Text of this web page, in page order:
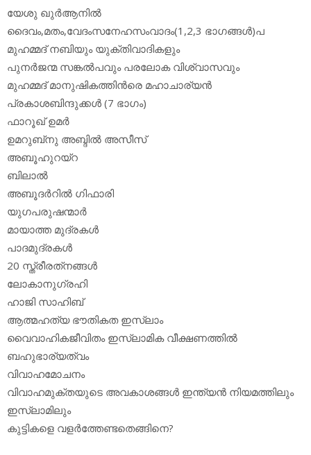
യേശു ഖുര്‍ആനില്‍
ദൈവം,മതം,വേദംസനേഹസംവാദം(1,2,3 ഭാഗങ്ങള്‍)പ
മുഹമ്മദ് നബിയും യുക്തിവാദികളും
പുനര്‍ജന്മ സങ്കല്‍പവും പരലോക വിശ്വാസവും
മുഹമ്മദ് മാനുഷികത്തിന്‍രെ മഹാചാര്യന്‍
പ്രകാശബിന്ദുക്കള്‍ (7 ഭാഗം)
ഫാറൂഖ് ഉമര്‍
ഉമറുബ്‌നു അബ്ദില്‍ അസീസ്
അബൂഹുറയ്‌റ
ബിലാല്‍
അബൂദര്‍റില്‍ ഗിഫാരി
യുഗപരുഷന്മാര്‍
മായാത്ത മുദ്രകള്‍
പാദമുദ്രകള്‍
20 സ്ത്രീരത്‌നങ്ങള്‍
ലോകാനുഗ്രഹി
ഹാജി സാഹിബ്
ആത്മഹത്യ ഭൗതികത ഇസ്‌ലാം
വൈവാഹികജീവിതം ഇസ്‌ലാമിക വീക്ഷണത്തില്‍
ബഹുഭാര്യത്വം
വിവാഹമോചനം
വിവാഹമുക്തയുടെ അവകാശങ്ങള്‍ ഇന്ത്യന്‍ നിയമത്തിലും
ഇസ്‌ലാമിലും
കുട്ടികളെ വളര്‍ത്തേണ്ടതെങ്ങിനെ?